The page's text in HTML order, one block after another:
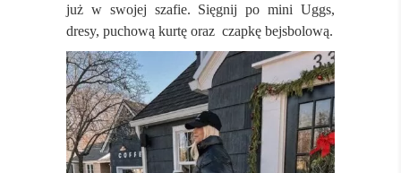
już w swojej szafie. Sięgnij po mini Uggs,
dresy, puchową kurtę oraz czapkę bejsbolową.